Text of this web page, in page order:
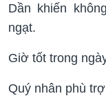
Dần khiến
ngạt.
Giờ tốt trong
Quý nhân phù